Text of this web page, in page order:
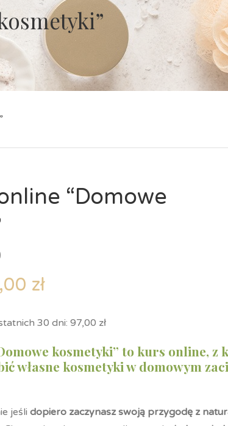
“Domowe
zł
30 dni:97,00 zł
kosmetyki” to kurs online, z
własne kosmetyki w domowym
jeśli dopiero zaczynasz swoją przygodę z